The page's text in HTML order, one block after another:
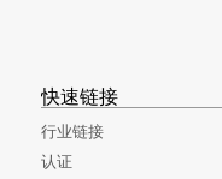
快速链接
行业链接
认证